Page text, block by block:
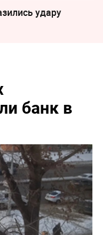
удару
банк в